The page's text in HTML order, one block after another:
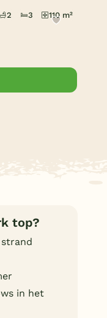
2 3 110 m²
top?
in het